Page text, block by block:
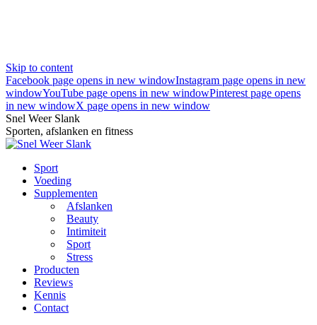
Skip to content
Facebook page opens in new windowInstagram page opens in new
windowYouTube page opens in new windowPinterest page opens
in new windowX page opens in new window
Snel Weer Slank
Sporten, afslanken en fitness
Sport
Voeding
Supplementen
Afslanken
Beauty
Intimiteit
Sport
Stress
Producten
Reviews
Kennis
Contact